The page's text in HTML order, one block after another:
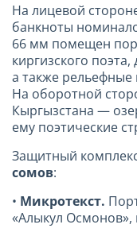
На лицевой
банкноты
66 мм помещен
киргизского
а также
На оборотной
Кыргызстана —
ему поэтические
Защитный
сомов:
• Микротекст.
«Алыкул